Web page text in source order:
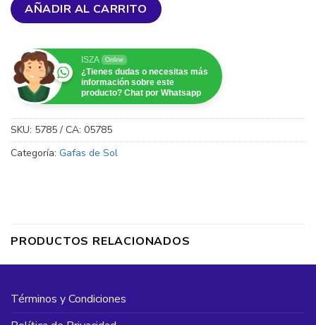
AÑADIR AL CARRITO
ISZA Online
¿Tienes dudas o necesitas más
información sobre este
producto? Chat por Whatsapp
SKU: 5785 / CA: 05785
Categoría: Gafas de Sol
PRODUCTOS RELACIONADOS
Términos y Condiciones